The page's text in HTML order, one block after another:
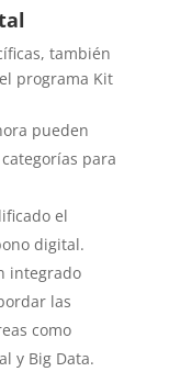
también
programa Kit
pueden
para
el
digital.
integrado
las
como
y Big Data.